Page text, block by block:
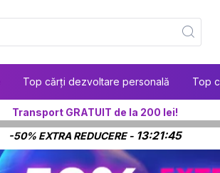
Top cărți dezvoltare personală Top
Transport GRATUIT de la 200 lei!
-50% EXTRA REDUCERE - 13:21:44